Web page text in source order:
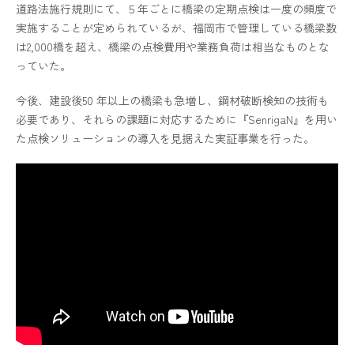
道路法施行規則にて、５年ごとに橋梁の定期点検は一度の頻度で
実施することが定められているが、福岡市で管理している橋梁数
は2,000橋を超え、橋梁の点検費用や業務負荷は相当なものとな
っていた。
今後、建設後50 年以上の橋梁も急増し、鋼材破断検知の技術も
必要であり、それらの課題に対応するために『SenrigaN』を用い
た点検ソリューションの導入を見据えた実証事業を行った。